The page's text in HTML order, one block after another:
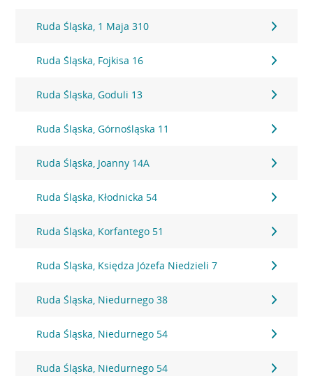
Ruda Śląska, 1 Maja 310
Ruda Śląska, Fojkisa 16
Ruda Śląska, Goduli 13
Ruda Śląska, Górnośląska 11
Ruda Śląska, Joanny 14A
Ruda Śląska, Kłodnicka 54
Ruda Śląska, Korfantego 51
Ruda Śląska, Księdza Józefa Niedzieli 7
Ruda Śląska, Niedurnego 38
Ruda Śląska, Niedurnego 54
Ruda Śląska, Niedurnego 54